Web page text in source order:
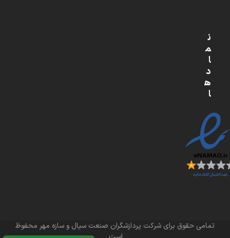
ن
م
ا
د
ه
ا
تمامی حقوق برای شرکت پردازشگران صنعت سیال و سازه مهر محفوظ